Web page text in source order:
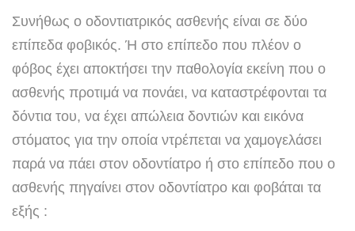
Συνήθως ο οδοντιατρικός ασθενής είναι σε δύο
επίπεδα φοβικός. Ή στο επίπεδο που πλέον ο
φόβος έχει αποκτήσει την παθολογία εκείνη που ο
ασθενής προτιμά να πονάει, να καταστρέφονται τα
δόντια του, να έχει απώλεια δοντιών και εικόνα
στόματος για την οποία ντρέπεται να χαμογελάσει
παρά να πάει στον οδοντίατρο ή στο επίπεδο που ο
ασθενής πηγαίνει στον οδοντίατρο και φοβάται τα
εξής :